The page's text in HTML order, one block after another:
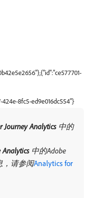
424e-8fc5-ed9e016dc554"}
Journey Analytics ​中的
Analytics ​中的Adobe
，请参阅Analytics for